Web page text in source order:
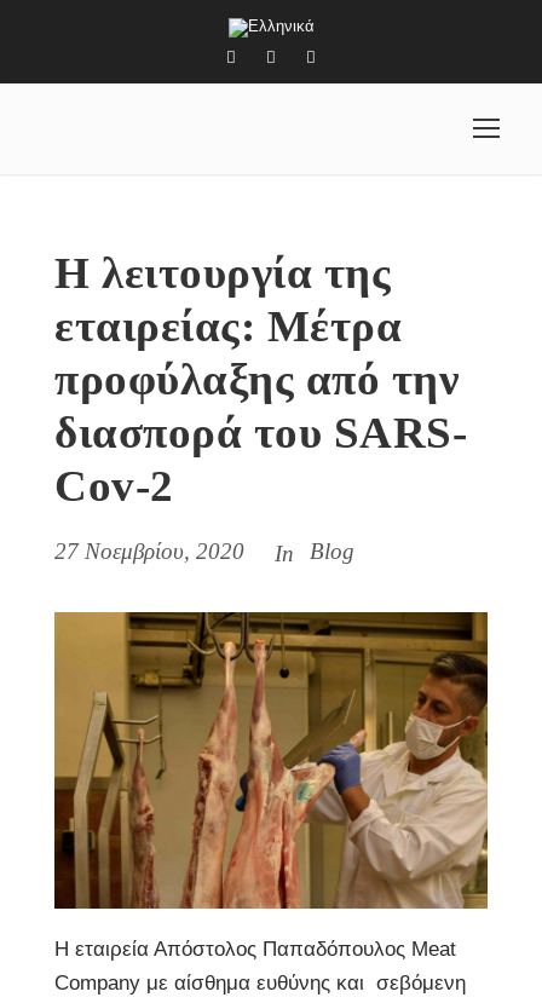
Η λειτουργία της
εταιρείας: Μέτρα
προφύλαξης από την
διασπορά του SARS-
Cov-2
27 Νοεμβρίου, 2020 In Blog
Η εταιρεία Απόστολος Παπαδόπουλος Meat
Company με αίσθημα ευθύνης και σεβόμενη